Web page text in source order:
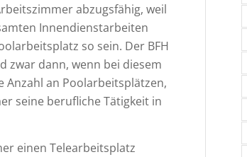
abzugsfähig, weil
Innendienstarbeiten
so sein. Der BFH
zwar dann, wenn bei diesem
Anzahl an Poolarbeitsplätzen,
seine berufliche Tätigkeit in
einen Telearbeitsplatz